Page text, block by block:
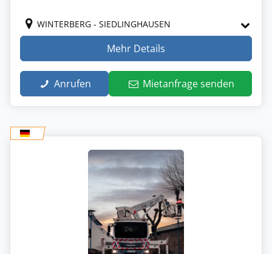
WINTERBERG - SIEDLINGHAUSEN
Mehr Details
Anrufen Mietanfrage senden